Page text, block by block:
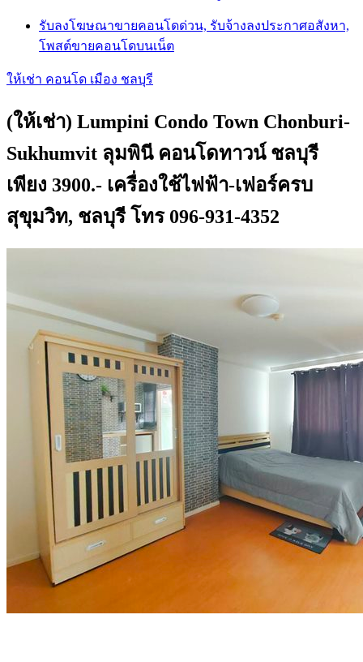
รับลงโฆษณาขายคอนโดด่วน, รับจ้างลงประกาศอสังหา,
โพสต์ขายคอนโดบนเน็ต
ให้เช่า คอนโด เมือง ชลบุรี
(ให้เช่า) Lumpini Condo Town Chonburi-
Sukhumvit ลุมพินี คอนโดทาวน์ ชลบุรี
เพียง 3900.- เครื่องใช้ไฟฟ้า-เฟอร์ครบ
สุขุมวิท, ชลบุรี โทร 096-931-4352